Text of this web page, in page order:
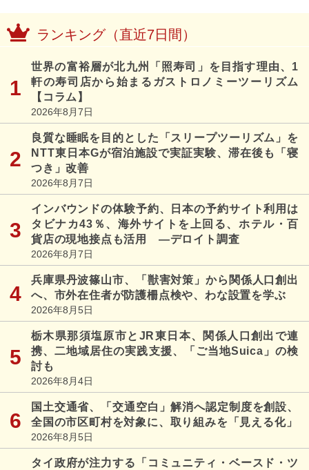
ランキング（直近7日間）
世界の富裕層が北九州「照寿司」を目指す理由、1
軒の寿司店から始まるガストロノミーツーリズム
【コラム】
2026年8月7日
良質な睡眠を目的とした「スリープツーリズム」を
NTT東日本Gが宿泊施設で実証実験、滞在後も「寝
つき」改善
2026年8月7日
インバウンドの体験予約、日本の予約サイト利用は
タビナカ43％、海外サイトを上回る、ホテル・百
貨店の現地接点も活用 ―デロイト調査
2026年8月7日
兵庫県丹波篠山市、「獣害対策」から関係人口創出
へ、市外在住者が防護柵点検や、わな設置を学ぶ
2026年8月5日
栃木県那須塩原市とJR東日本、関係人口創出で連
携、二地域居住の実践支援、「ご当地Suica」の検
討も
2026年8月4日
国土交通省、「交通空白」解消へ認定制度を創設、
全国の市区町村を対象に、取り組みを「見える化」
2026年8月5日
タイ政府が注力する「コミュニティ・ベースド・ツ